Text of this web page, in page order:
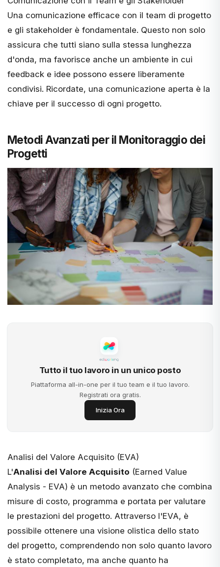
Una comunicazione efficace con il team di progetto
e gli stakeholder è fondamentale. Questo non solo
assicura che tutti siano sulla stessa lunghezza
d'onda, ma favorisce anche un ambiente in cui
feedback e idee possono essere liberamente
condivisi. Ricordate, una comunicazione aperta è la
chiave per il successo di ogni progetto.
Metodi Avanzati per il Monitoraggio dei
Progetti
Tutto il tuo lavoro in un unico posto
Piattaforma all-in-one per il tuo team e il tuo lavoro.
Registrati ora gratis.
Inizia Ora
Analisi del Valore Acquisito (EVA)
L'Analisi del Valore Acquisito (Earned Value
Analysis - EVA) è un metodo avanzato che combina
misure di costo, programma e portata per valutare
le prestazioni del progetto. Attraverso l'EVA, è
possibile ottenere una visione olistica dello stato
del progetto, comprendendo non solo quanto lavoro
è stato completato, ma anche quanto ha